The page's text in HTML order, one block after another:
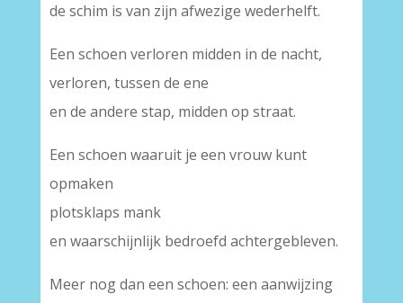
de schim is van zijn afwezige wederhelft.
Een schoen verloren midden in de nacht,
verloren, tussen de ene
en de andere stap, midden op straat.
Een schoen waaruit je een vrouw kunt
opmaken
plotsklaps mank
en waarschijnlijk bedroefd achtergebleven.
Meer nog dan een schoen: een aanwijzing